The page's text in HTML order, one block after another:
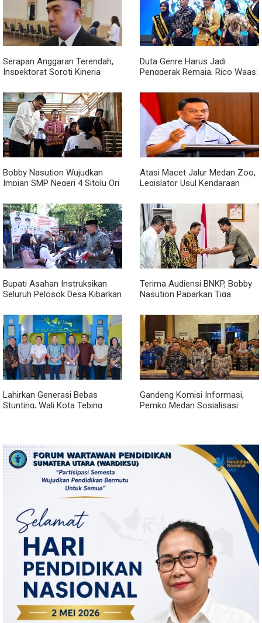
Serapan Anggaran Terendah,
Inspektorat Soroti Kinerja
Duta Genre Harus Jadi
Penggerak Remaja, Rico Waas:
Acara
Bobby Nasution Wujudkan
Impian SMP Negeri 4 Sitolu Ori
Atasi Macet Jalur Medan Zoo,
Legislator Usul Kendaraan
Royal Sumatera
Bupati Asahan Instruksikan
Seluruh Pelosok Desa Kibarkan
Terima Audiensi BNKP, Bobby
Nasution Paparkan Tiga
Kepulauan Nias
Lahirkan Generasi Bebas
Stunting, Wali Kota Tebing
Gandeng Komisi Informasi,
Pemko Medan Sosialisasi